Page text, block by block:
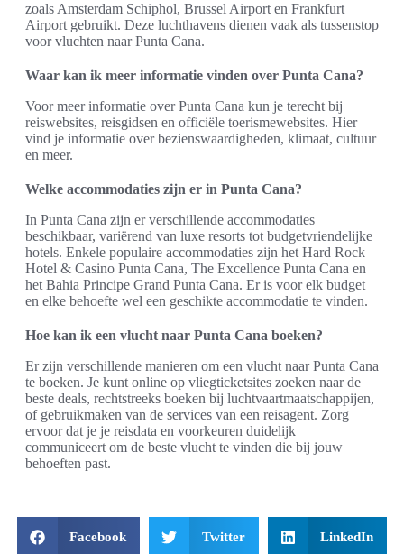
zoals Amsterdam Schiphol, Brussel Airport en Frankfurt
Airport gebruikt. Deze luchthavens dienen vaak als tussenstop
voor vluchten naar Punta Cana.
Waar kan ik meer informatie vinden over Punta Cana?
Voor meer informatie over Punta Cana kun je terecht bij
reiswebsites, reisgidsen en officiële toerismewebsites. Hier
vind je informatie over bezienswaardigheden, klimaat, cultuur
en meer.
Welke accommodaties zijn er in Punta Cana?
In Punta Cana zijn er verschillende accommodaties
beschikbaar, variërend van luxe resorts tot budgetvriendelijke
hotels. Enkele populaire accommodaties zijn het Hard Rock
Hotel & Casino Punta Cana, The Excellence Punta Cana en
het Bahia Principe Grand Punta Cana. Er is voor elk budget
en elke behoefte wel een geschikte accommodatie te vinden.
Hoe kan ik een vlucht naar Punta Cana boeken?
Er zijn verschillende manieren om een vlucht naar Punta Cana
te boeken. Je kunt online op vliegticketsites zoeken naar de
beste deals, rechtstreeks boeken bij luchtvaartmaatschappijen,
of gebruikmaken van de services van een reisagent. Zorg
ervoor dat je je reisdata en voorkeuren duidelijk
communiceert om de beste vlucht te vinden die bij jouw
behoeften past.
Facebook Twitter LinkedIn